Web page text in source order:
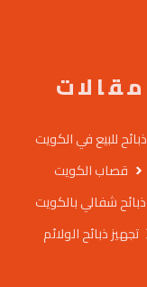
مقالات
ذبائح للبيع في الكويت
قصاب الكويت
ذبائح شفالي بالكويت
تجهيز ذبائح الولائم